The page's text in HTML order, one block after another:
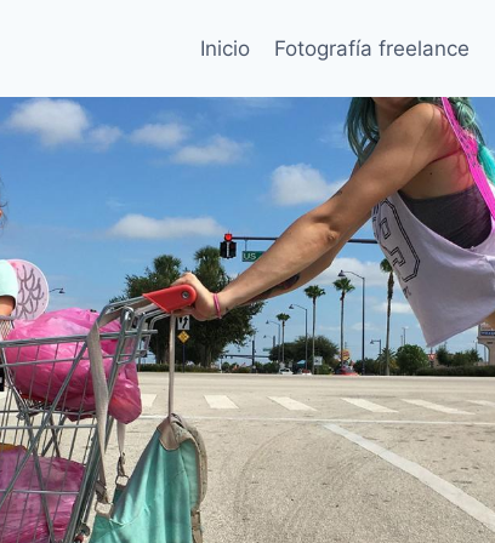
Inicio Fotografía freelance